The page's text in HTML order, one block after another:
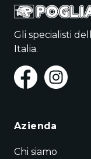
Gli specialisti
Italia.
Azienda
Chi siamo